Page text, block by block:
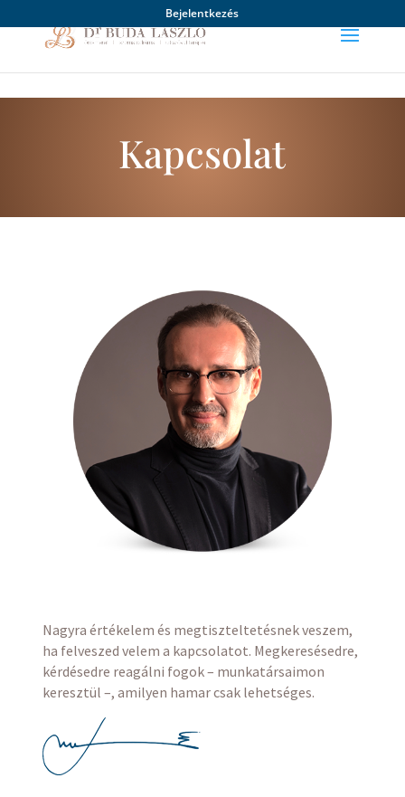
Bejelentkezés
Kapcsolat
Nagyra értékelem és megtiszteltetésnek veszem,
ha felveszed velem a kapcsolatot. Megkeresésedre,
kérdésedre reagálni fogok – munkatársaimon
keresztül –, amilyen hamar csak lehetséges.